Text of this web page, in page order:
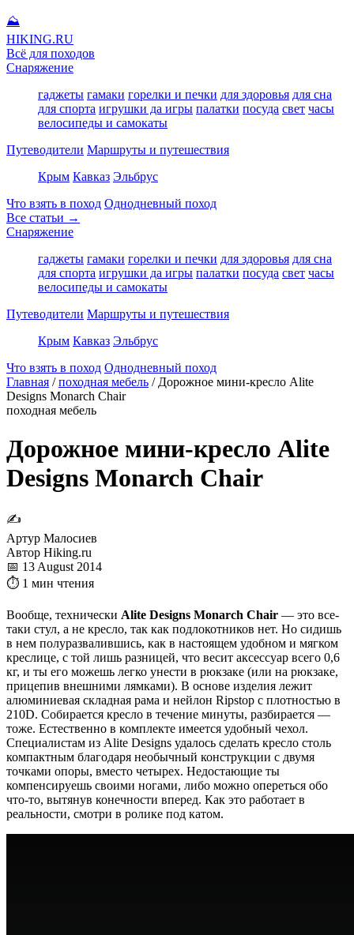
⛰
HIKING.RU
Всё для походов
Снаряжение
гаджеты гамаки горелки и печки для здоровья для сна
для спорта игрушки да игры палатки посуда свет часы
велосипеды и самокаты
Путеводители Маршруты и путешествия
Крым Кавказ Эльбрус
Что взять в поход Однодневный поход
Все статьи →
Снаряжение
гаджеты гамаки горелки и печки для здоровья для сна
для спорта игрушки да игры палатки посуда свет часы
велосипеды и самокаты
Путеводители Маршруты и путешествия
Крым Кавказ Эльбрус
Что взять в поход Однодневный поход
Главная / походная мебель / Дорожное мини-кресло Alite
Designs Monarch Chair
походная мебель
Дорожное мини-кресло Alite
Designs Monarch Chair
✍
Артур Малосиев
Автор Hiking.ru
📅 13 August 2014
⏱ 1 мин чтения
Вообще, технически Alite Designs Monarch Chair — это все-
таки стул, а не кресло, так как подлокотников нет. Но сидишь
в нем полуразвалившись, как в настоящем удобном и мягком
креслице, с той лишь разницей, что весит аксессуар всего 0,6
кг, и ты его можешь легко унести в рюкзаке (или на рюкзаке,
прицепив внешними лямками). В основе изделия лежит
алюминиевая складная рама и нейлон Ripstop с плотностью в
210D. Собирается кресло в течение минуты, разбирается —
тоже. Естественно в комплекте имеется удобный чехол.
Специалистам из Alite Designs удалось сделать кресло столь
компактным благодаря необычный конструкции с двумя
точками опоры, вместо четырех. Недостающие ты
компенсируешь своими ногами, либо можно опереться обо
что-то, вытянув конечности вперед. Как это работает в
реальности, смотри в ролике под катом.